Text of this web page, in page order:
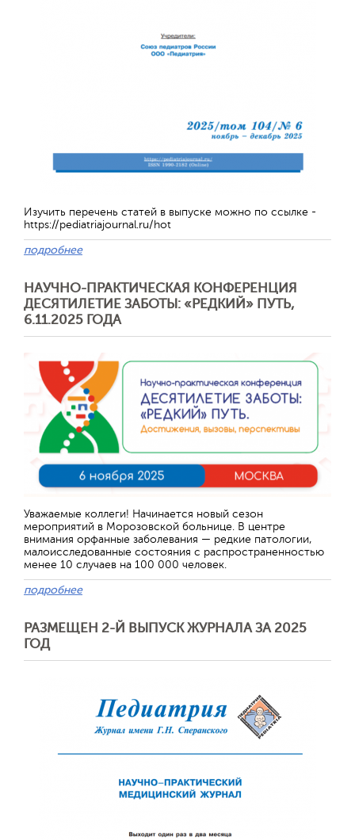
Изучить перечень статей в выпуске можно по ссылке -
https://pediatriajournal.ru/hot
подробнее
НАУЧНО-ПРАКТИЧЕСКАЯ КОНФЕРЕНЦИЯ
ДЕСЯТИЛЕТИЕ ЗАБОТЫ: «РЕДКИЙ» ПУТЬ,
6.11.2025 ГОДА
Уважаемые коллеги! Начинается новый сезон
мероприятий в Морозовской больнице. В центре
внимания орфанные заболевания — редкие патологии,
малоисследованные состояния с распространенностью
менее 10 случаев на 100 000 человек.
подробнее
РАЗМЕЩЕН 2-Й ВЫПУСК ЖУРНАЛА ЗА 2025
ГОД